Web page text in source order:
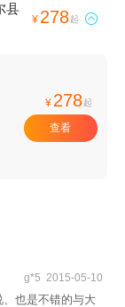
县
¥ 278起 
¥ 278起
查看
g*5 2015-05-10
也是不错的与大